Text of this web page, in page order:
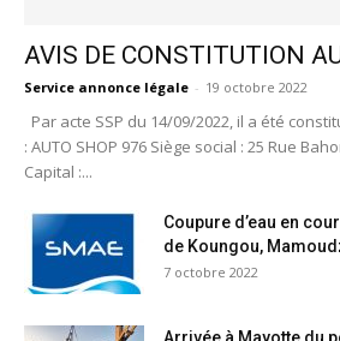
AVIS DE CONSTITUTION
Service annonce légale - 19 octobre 2022
Par acte SSP du 14/09/2022, il a été
: AUTO SHOP 976 Siège social : 25 Rue
Capital :...
Coupure d’eau en
de Koungou,
7 octobre 2022